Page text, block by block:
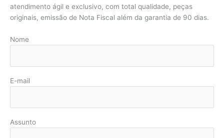
atendimento ágil e exclusivo, com total qualidade, peças
originais, emissão de Nota Fiscal além da garantia de 90 dias.
Nome
E-mail
Assunto